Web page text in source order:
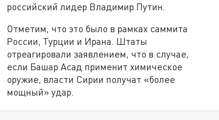
российский лидер Владимир Путин.
Отметим, что это было в рамках саммита
России, Турции и Ирана. Штаты
отреагировали заявлением, что в случае,
если Башар Асад применит химическое
оружие, власти Сирии получат «более
мощный» удар.